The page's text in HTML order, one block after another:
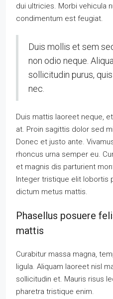
dui ultricies. Morbi vehicula
condimentum est feugiat.
Duis mollis et sem
non odio neque.
sollicitudin purus,
nec.
Duis mattis laoreet neque,
at. Proin sagittis dolor sed
Donec et justo ante.
rhoncus urna semper eu.
et magnis dis parturient
Integer tristique elit lobortis
dictum metus mattis.
Phasellus posuere
mattis
Curabitur massa magna,
ligula. Aliquam laoreet nisl
sollicitudin et. Mauris risus
pharetra tristique enim.